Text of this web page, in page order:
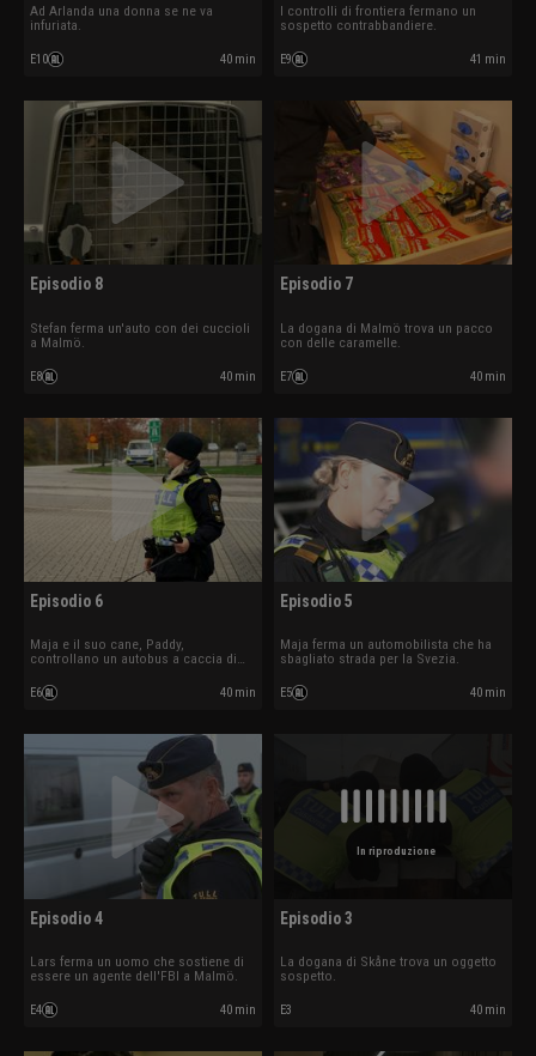
Ad Arlanda una donna se ne va
infuriata.
E10 40 min
I controlli di frontiera fermano un
sospetto contrabbandiere.
E9 41 min
Episodio 8
Stefan ferma un'auto con dei cuccioli
a Malmö.
E8 40 min
Episodio 7
La dogana di Malmö trova un pacco
con delle caramelle.
E7 40 min
Episodio 6
Maja e il suo cane, Paddy,
controllano un autobus a caccia di
E6 40 min
Episodio 5
Maja ferma un automobilista che ha
sbagliato strada per la Svezia.
E5 40 min
Episodio 4
Lars ferma un uomo che sostiene di
essere un agente dell'FBI a Malmö.
E4 40 min
In riproduzione
Episodio 3
La dogana di Skåne trova un oggetto
sospetto.
E3 40 min